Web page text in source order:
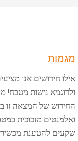
מגמות
אילו חידושים אנו
החידוש של המצאה זו
שקעים להטענת